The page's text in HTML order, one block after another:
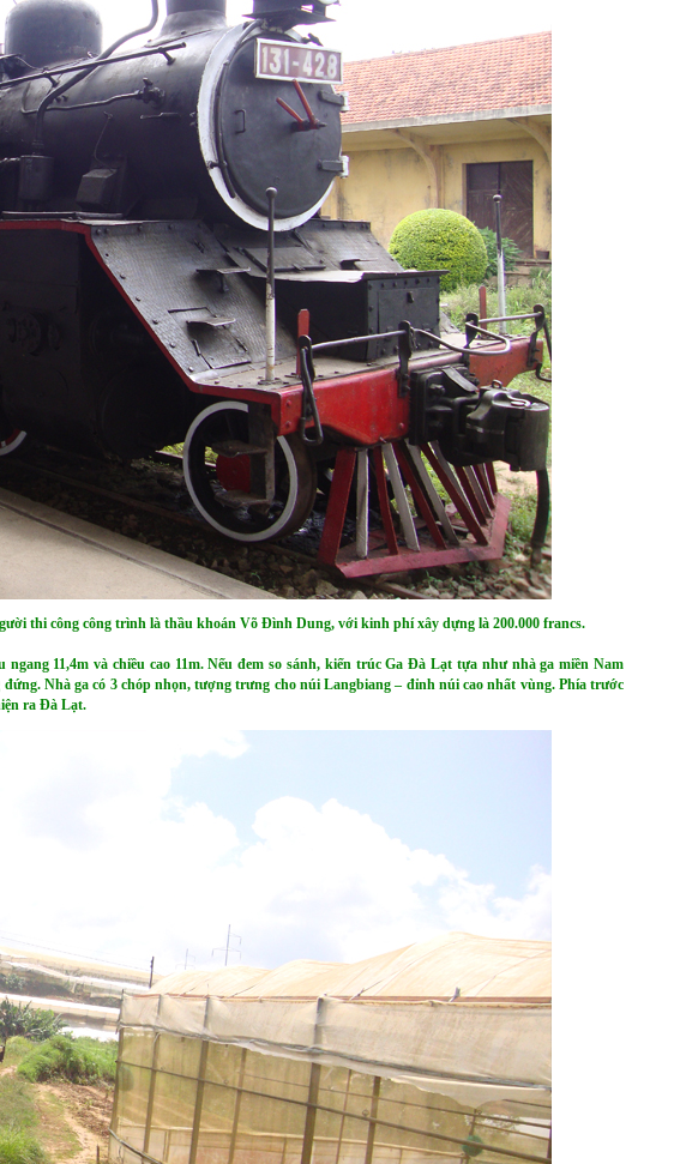
thi công công trình là thầu khoán Võ Đình Dung, với kinh phí xây dựng là 200.000 francs.
11,4m và chiều cao 11m. Nếu đem so sánh, kiến trúc Ga Đà Lạt tựa như nhà ga miền Nam
Nhà ga có 3 chóp nhọn, tượng trưng cho núi Langbiang – đỉnh núi cao nhất vùng. Phía trước
ra Đà Lạt.